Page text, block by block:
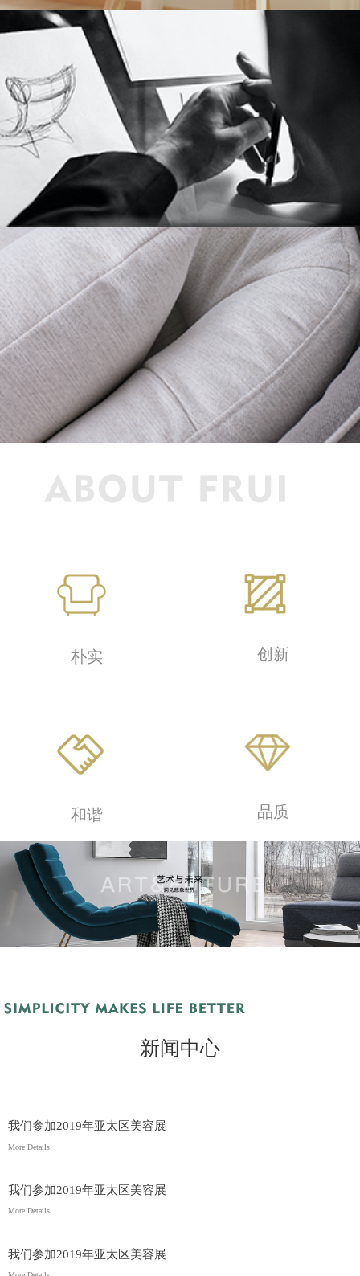
朴实 创新
和谐 品质
新闻中心
我们参加2019年亚太区美容展
More Details
我们参加2019年亚太区美容展
More Details
我们参加2019年亚太区美容展